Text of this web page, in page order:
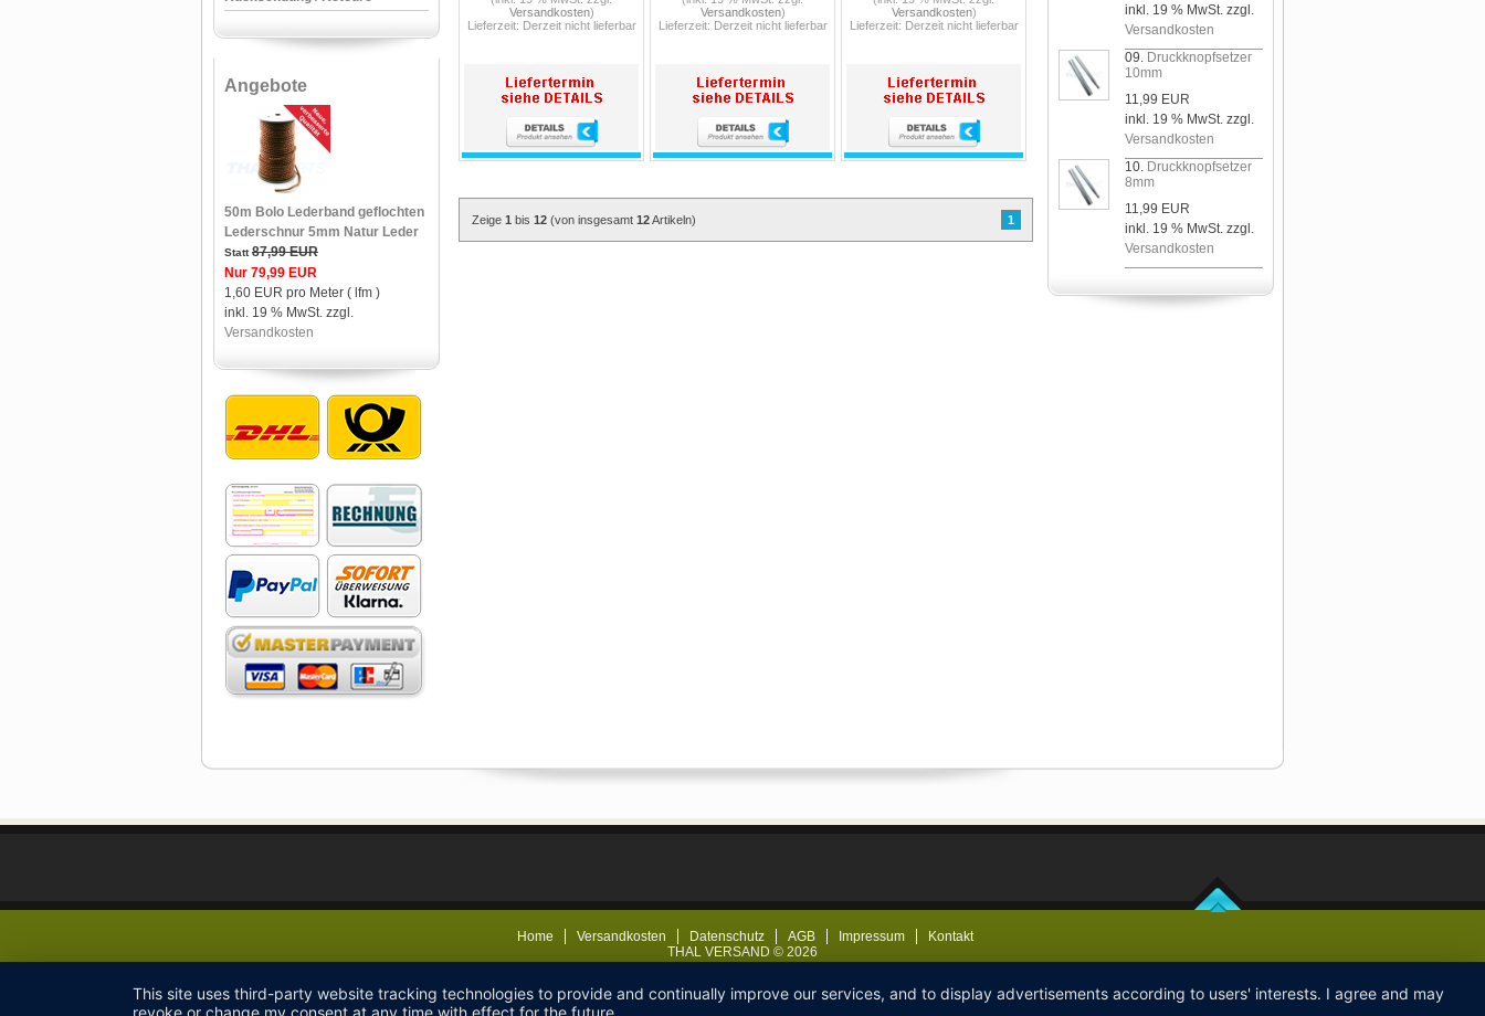
Angebote
50m Bolo Lederband geflochten
Lederschnur 5mm Natur Leder
Statt87,99 EUR
Nur 79,99 EUR
1,60 EUR pro Meter ( lfm )
inkl. 19 % MwSt. zzgl.
Versandkosten
Versandkosten)
Lieferzeit: Derzeit nicht lieferbar
Versandkosten)
Lieferzeit: Derzeit nicht lieferbar
Versandkosten)
Lieferzeit: Derzeit nicht lieferbar
Zeige 1 bis 12 (von insgesamt 12Artikeln) 1
inkl. 19 % MwSt. zzgl.
Versandkosten
09. Druckknopfsetzer
10mm
11,99 EUR
inkl. 19 % MwSt. zzgl.
Versandkosten
10. Druckknopfsetzer
8mm
11,99 EUR
inkl. 19 % MwSt. zzgl.
Versandkosten
Home Versandkosten Datenschutz AGB Impressum
Kontakt
THAL VERSAND © 2026
This site uses third-party website tracking technologies to provide and continually improve our services, and to display advertisements according to users' interests. I agree and may
revoke or change my consent at any time with effect for the future.